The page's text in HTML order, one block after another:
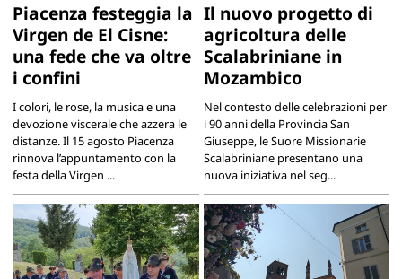
Piacenza festeggia la
Virgen de El Cisne:
una fede che va oltre
i confini
I colori, le rose, la musica e una
devozione viscerale che azzera le
distanze. Il 15 agosto Piacenza
rinnova l’appuntamento con la
festa della Virgen ...
Il nuovo progetto di
agricoltura delle
Scalabriniane in
Mozambico
Nel contesto delle celebrazioni per
i 90 anni della Provincia San
Giuseppe, le Suore Missionarie
Scalabriniane presentano una
nuova iniziativa nel seg...